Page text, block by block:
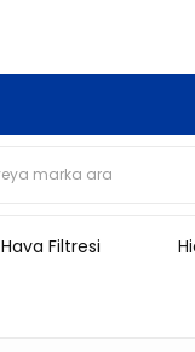
Hava Filtresi